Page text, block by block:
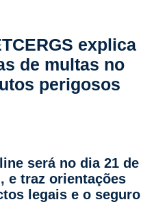
explica
de multas no
perigosos
será no dia 21 de
e traz orientações
legais e o seguro